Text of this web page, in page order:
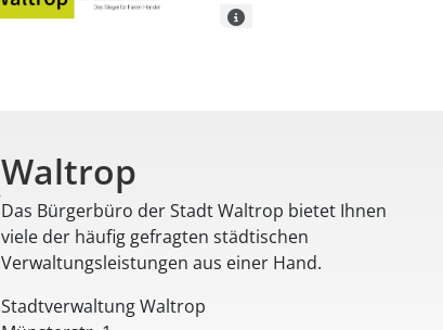
Waltrop
Das Bürgerbüro der Stadt Waltrop bietet Ihnen
viele der häufig gefragten städtischen
Verwaltungsleistungen aus einer Hand.
Stadtverwaltung Waltrop